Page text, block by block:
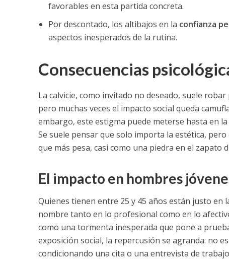
favorables en esta partida concreta.
Por descontado, los altibajos en la confianza
aspectos inesperados de la rutina.
Consecuencias
La calvicie, como invitado no deseado, suele
pero muchas veces el impacto social queda
embargo, este estigma puede meterse hasta en
Se suele pensar que solo importa la estética,
que más pesa, casi como una piedra en el zapato
El impacto en hombres
Quienes tienen entre 25 y 45 años están justo en
nombre tanto en lo profesional como en lo
como una tormenta inesperada que pone a
exposición social, la repercusión se agranda: no
condicionando una cita o una entrevista de